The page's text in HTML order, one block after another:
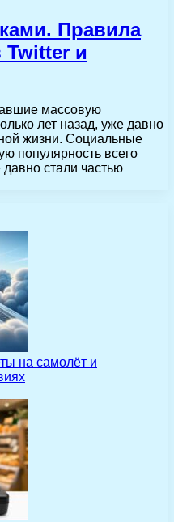
Правила
Twitter и
массовую
лет назад, уже давно
жизни. Социальные
популярность всего
давно стали частью
на самолёт и